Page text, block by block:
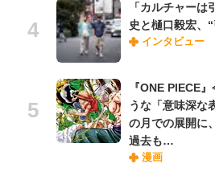
「カルチャー
史と樋口毅宏、
インタビュー
『ONE PIECE
うな「意味深
の月での展開に
過去も…
漫画